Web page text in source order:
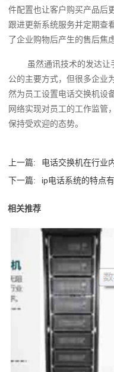
件配置也让客户购买产品后
跟进更新系统服务并定期查
了企业购物后产生的售后焦
虽然通讯技术的发达
公的主要方式，但很多企业
然为员工设置电话交换机设
网络实现对员工的工作监管
保持受欢迎的态势。
上一篇:
电话交换机在行业
下一篇:
ip电话系统的特点有
相关推荐